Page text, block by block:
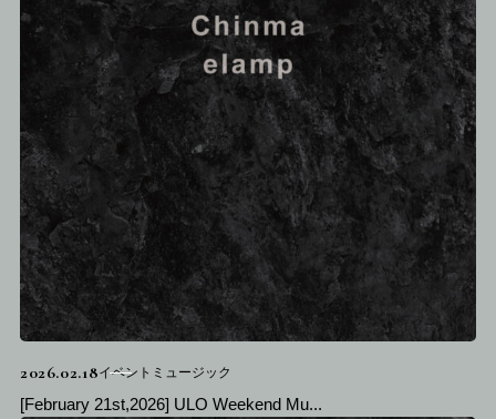
2026.02.18イベントミュージック
[February 21st,2026] ULO Weekend Mu...